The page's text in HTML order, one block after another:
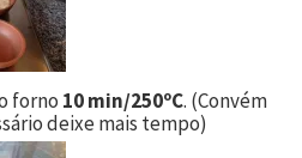
forno 10 min/250ºC. (Convém
deixe mais tempo)